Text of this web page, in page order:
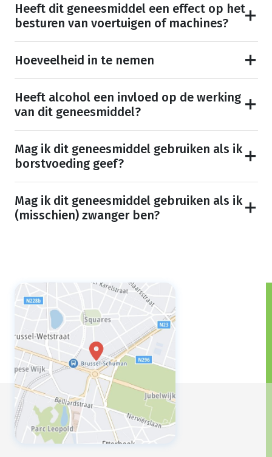
Heeft dit geneesmiddel een effect op het
besturen van voertuigen of machines?
Hoeveelheid in te nemen
Heeft alcohol een invloed op de werking
van dit geneesmiddel?
Mag ik dit geneesmiddel gebruiken als ik
borstvoeding geef?
Mag ik dit geneesmiddel gebruiken als ik
(misschien) zwanger ben?